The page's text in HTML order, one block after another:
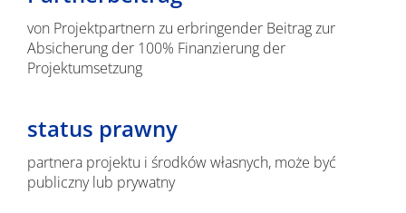
von Projektpartnern zu erbringender Beitrag zur
Absicherung der 100% Finanzierung der
Projektumsetzung
status prawny
partnera projektu i środków własnych, może być
publiczny lub prywatny